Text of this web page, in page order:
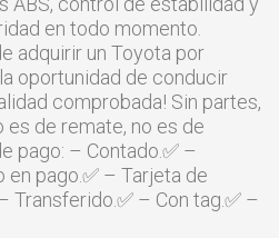
en todo momento.
adquirir un Toyota por
oportunidad de conducir
comprobada! Sin partes,
es de remate, no es de
pago: – Contado.✅ –
en pago.✅ – Tarjeta de
Transferido.✅ – Con tag.✅ –